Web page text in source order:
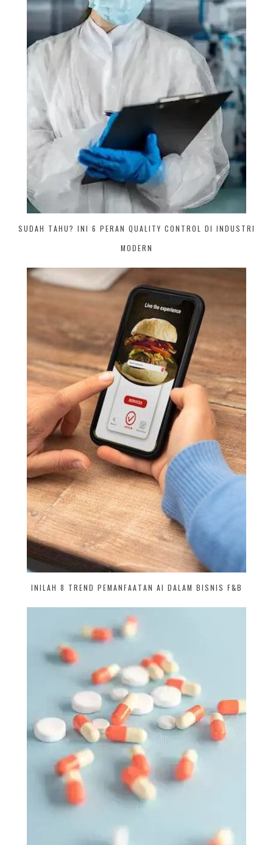
SUDAH TAHU? INI 6 PERAN QUALITY CONTROL DI INDUSTRI
MODERN
INILAH 8 TREND PEMANFAATAN AI DALAM BISNIS F&B